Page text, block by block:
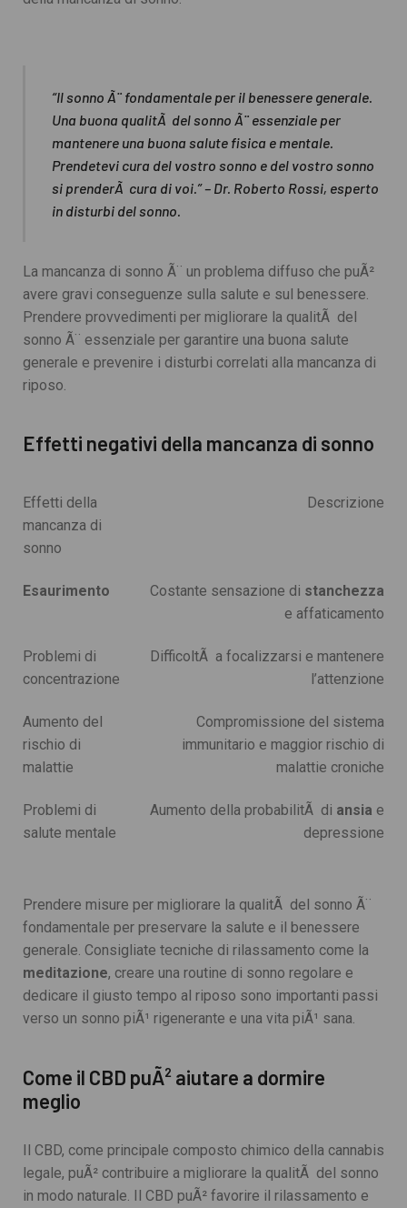
“Il sonno Ã¨ fondamentale per il benessere generale.
Una buona qualitÃ del sonno Ã¨ essenziale per
mantenere una buona salute fisica e mentale.
Prendetevi cura del vostro sonno e del vostro sonno
si prenderÃ cura di voi.” – Dr. Roberto Rossi, esperto
in disturbi del sonno.
La mancanza di sonno Ã¨ un problema diffuso che puÃ²
avere gravi conseguenze sulla salute e sul benessere.
Prendere provvedimenti per migliorare la qualitÃ del
sonno Ã¨ essenziale per garantire una buona salute
generale e prevenire i disturbi correlati alla mancanza di
riposo.
Effetti negativi della mancanza di sonno
Effetti della
mancanza di
sonno
Descrizione
Esaurimento Costante sensazione di stanchezza
e affaticamento
Problemi di
concentrazione
DifficoltÃ a focalizzarsi e mantenere
l’attenzione
Aumento del
rischio di
malattie
Compromissione del sistema
immunitario e maggior rischio di
malattie croniche
Problemi di
salute mentale
Aumento della probabilitÃ di ansia e
depressione
Prendere misure per migliorare la qualitÃ del sonno Ã¨
fondamentale per preservare la salute e il benessere
generale. Consigliate tecniche di rilassamento come la
meditazione, creare una routine di sonno regolare e
dedicare il giusto tempo al riposo sono importanti passi
verso un sonno piÃ¹ rigenerante e una vita piÃ¹ sana.
Come il CBD puÃ² aiutare a dormire
meglio
Il CBD, come principale composto chimico della cannabis
legale, puÃ² contribuire a migliorare la qualitÃ del sonno
in modo naturale. Il CBD puÃ² favorire il rilassamento e